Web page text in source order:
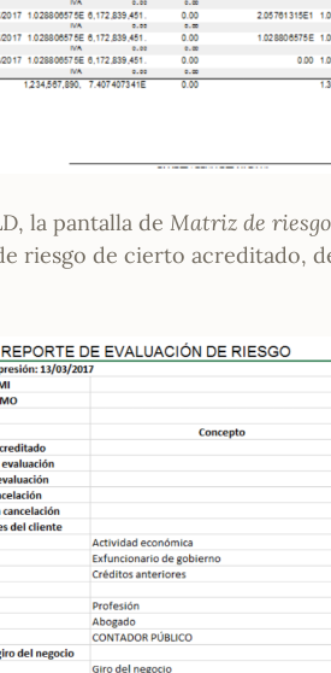
la pantalla deMatriz de
riesgo de cierto acreditado,